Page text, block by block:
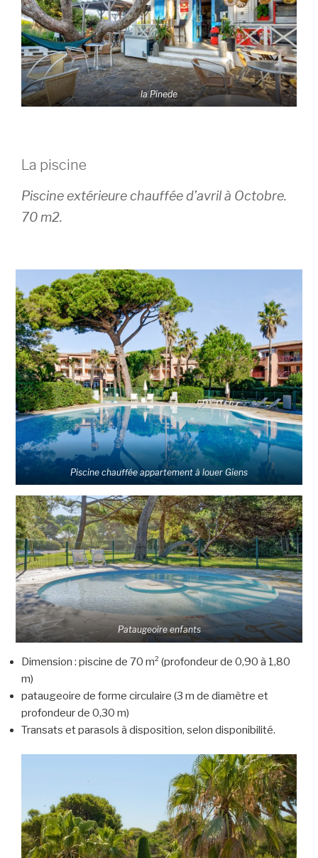
la Pinede
La piscine
Piscine extérieure chauffée d’avril à Octobre.
70 m2.
Piscine chauffée appartement à louer Giens
Pataugeoire enfants
Dimension : piscine de 70 m² (profondeur de 0,90 à 1,80
m)
pataugeoire de forme circulaire (3 m de diamètre et
profondeur de 0,30 m)
Transats et parasols à disposition, selon disponibilité.